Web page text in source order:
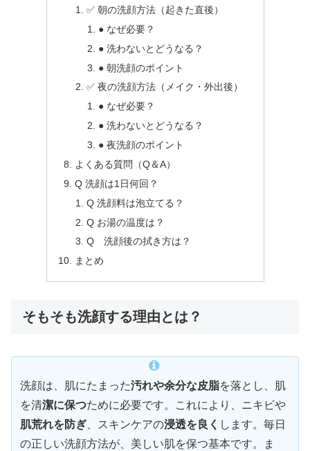
✅ 朝の洗顔方法（起きた直後）
● なぜ必要？
● 洗わないとどうなる？
● 朝洗顔のポイント
✅ 夜の洗顔方法（メイク・外出後）
● なぜ必要？
● 洗わないとどうなる？
● 夜洗顔のポイント
よくある質問（Q＆A）
Q 洗顔は1日何回？
Q 洗顔料は泡立てる？
Q お湯の温度は？
Q 洗顔後の拭き方は？
まとめ
そもそも洗顔する理由とは？
洗顔は、肌にたまった汚れや余分な皮脂を落とし、肌
を清潔に保つために必要です。これにより、ニキビや
肌荒れを防ぎ 、スキンケアの浸透を良く します。毎日
の正しい洗顔方法が、美しい肌を保つ基本です。ま